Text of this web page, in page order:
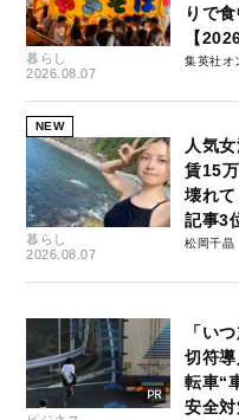
暮らし
2026.08.07
りで
【
集英社オ
NEW
暮らし
2026.08.07
人気
賃15
壊れ
記事3
松岡千晶
「い
切符
転車“
安全